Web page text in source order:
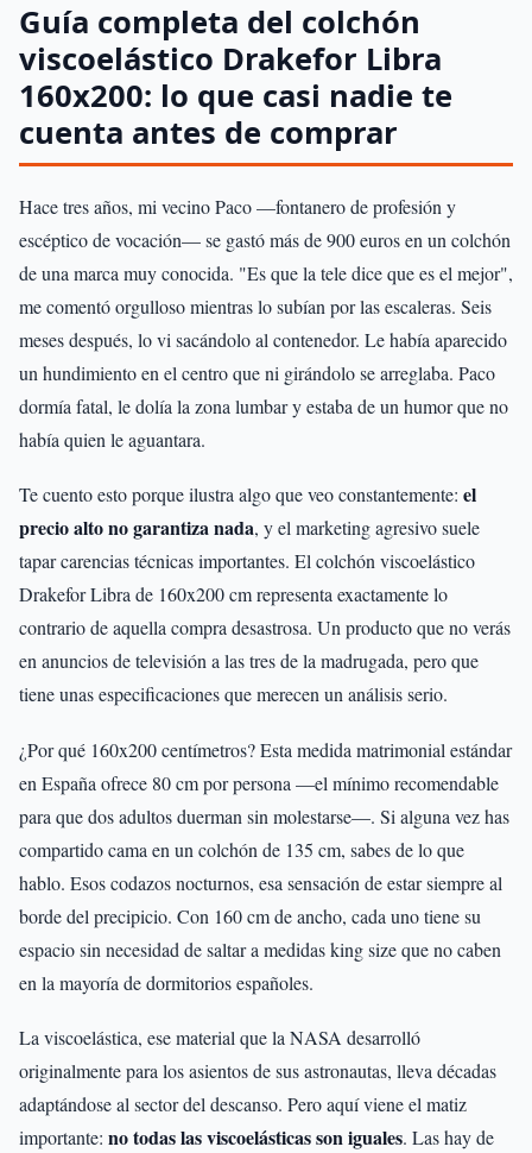
Guía completa del colchón
viscoelástico Drakefor Libra
160x200: lo que casi nadie te
cuenta antes de comprar
Hace tres años, mi vecino Paco —fontanero de profesión y
escéptico de vocación— se gastó más de 900 euros en un colchón
de una marca muy conocida. "Es que la tele dice que es el mejor",
me comentó orgulloso mientras lo subían por las escaleras. Seis
meses después, lo vi sacándolo al contenedor. Le había aparecido
un hundimiento en el centro que ni girándolo se arreglaba. Paco
dormía fatal, le dolía la zona lumbar y estaba de un humor que no
había quien le aguantara.
Te cuento esto porque ilustra algo que veo constantemente: el
precio alto no garantiza nada, y el marketing agresivo suele
tapar carencias técnicas importantes. El colchón viscoelástico
Drakefor Libra de 160x200 cm representa exactamente lo
contrario de aquella compra desastrosa. Un producto que no verás
en anuncios de televisión a las tres de la madrugada, pero que
tiene unas especificaciones que merecen un análisis serio.
¿Por qué 160x200 centímetros? Esta medida matrimonial estándar
en España ofrece 80 cm por persona —el mínimo recomendable
para que dos adultos duerman sin molestarse—. Si alguna vez has
compartido cama en un colchón de 135 cm, sabes de lo que
hablo. Esos codazos nocturnos, esa sensación de estar siempre al
borde del precipicio. Con 160 cm de ancho, cada uno tiene su
espacio sin necesidad de saltar a medidas king size que no caben
en la mayoría de dormitorios españoles.
La viscoelástica, ese material que la NASA desarrolló
originalmente para los asientos de sus astronautas, lleva décadas
adaptándose al sector del descanso. Pero aquí viene el matiz
importante: no todas las viscoelásticas son iguales. Las hay de